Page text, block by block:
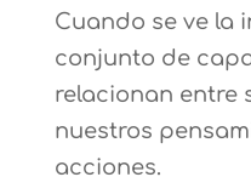
Cuando se ve la
conjunto de
relacionan entre
nuestros
acciones.